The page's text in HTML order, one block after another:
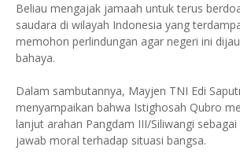
Beliau mengajak jamaah untuk terus
saudara di wilayah Indonesia yang
memohon perlindungan agar negeri ini
bahaya.
Dalam sambutannya, Mayjen TNI Edi
menyampaikan bahwa Istighosah Qubro
lanjut arahan Pangdam III/Siliwangi
jawab moral terhadap situasi bangsa.